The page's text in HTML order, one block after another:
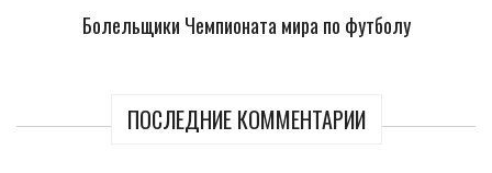
Болельщики Чемпионата мира по футболу
ПОСЛЕДНИЕ КОММЕНТАРИИ